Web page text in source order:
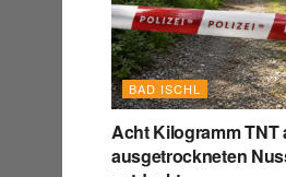
BAD ISCHL
Acht Kilogramm TNT
ausgetrockneten